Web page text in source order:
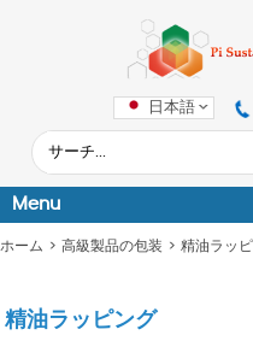
日本語
Menu
ホーム > 高級製品の包装 > 精油ラッ
精油ラッピング